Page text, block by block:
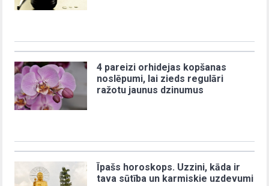
4 pareizi orhidejas kopšanas
noslēpumi, lai zieds regulāri
ražotu jaunus dzinumus
Īpašs horoskops. Uzzini, kāda ir
tava sūtība un karmiskie uzdevumi